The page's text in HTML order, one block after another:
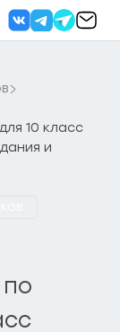
10 класс
и